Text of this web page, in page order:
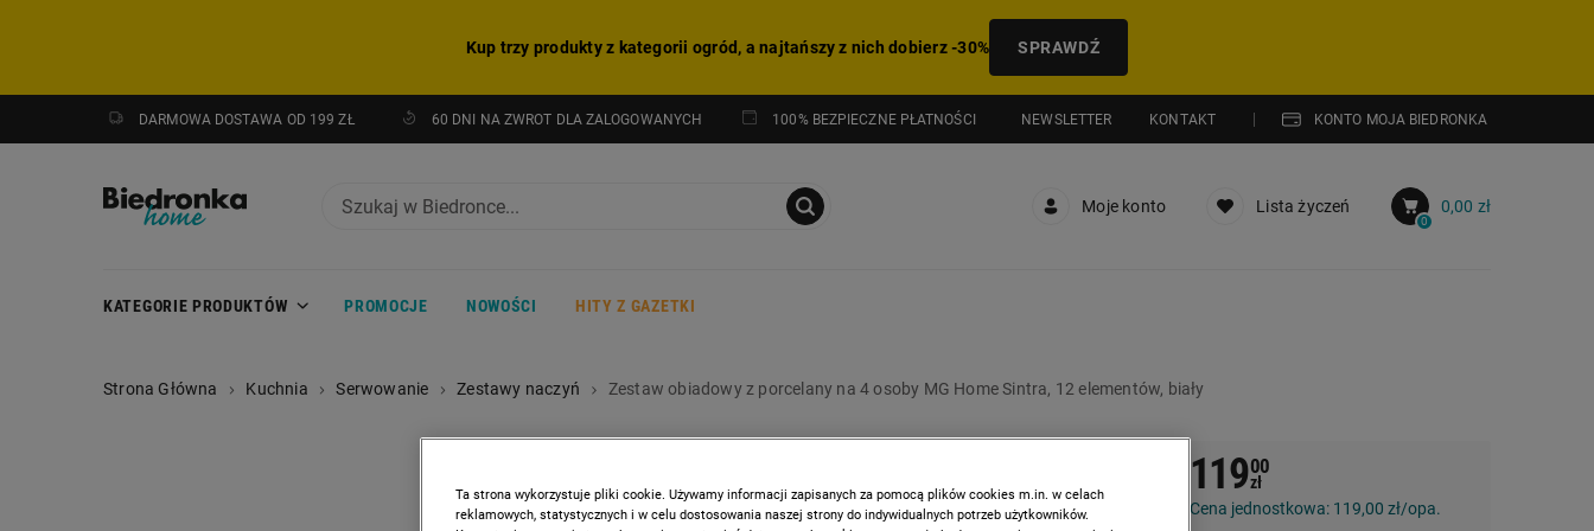
Kup trzy produkty z kategorii ogród, a najtańszy z nich dobierz -30% SPRAWDŹ
DARMOWA DOSTAWA OD 199 ZŁ 60 DNI NA ZWROT DLA ZALOGOWANYCH 100% BEZPIECZNE PŁATNOŚCI NEWSLETTER KONTAKT KONTO MOJA BIEDRONKA
Moje konto Lista życzeń
0
0,00 zł
KATEGORIE PRODUKTÓW PROMOCJE NOWOŚCI HITY Z GAZETKI
Strona Główna Kuchnia Serwowanie Zestawy naczyń Zestaw obiadowy z porcelany na 4 osoby MG Home Sintra, 12 elementów, biały
Zestaw obiadowy z porcelany
11900
zł
Cena jednostkowa: 119,00 zł/opa.
Ta strona wykorzystuje pliki cookie. Używamy informacji zapisanych za pomocą plików cookies m.in. w celach
reklamowych, statystycznych i w celu dostosowania naszej strony do indywidualnych potrzeb użytkowników.